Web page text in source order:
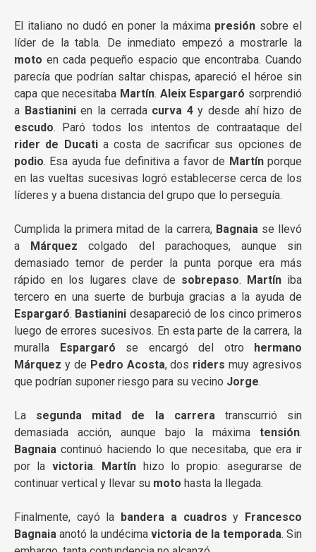
El italiano no dudó en poner la máxima presión sobre el
líder de la tabla. De inmediato empezó a mostrarle la
moto en cada pequeño espacio que encontraba. Cuando
parecía que podrían saltar chispas, apareció el héroe sin
capa que necesitaba Martín. Aleix Espargaró sorprendió
a Bastianinien la cerrada curva 4y desde ahí hizo de
escudo. Paró todos los intentos de contraataque del
rider de Ducatia costa de sacrificar sus opciones de
podio. Esa ayuda fue definitiva a favor de Martínporque
en las vueltas sucesivas logró establecerse cerca de los
líderes y a buena distancia del grupo que lo perseguía.
Cumplida la primera mitad de la carrera, Bagnaiase llevó
a
Márquez colgado del parachoques, aunque sin
demasiado temor de perder la punta porque era más
rápido en los lugares clave de sobrepaso. Martín iba
tercero en una suerte de burbuja gracias a la ayuda de
Espargaró. Bastianini desapareció de los cinco primeros
luego de errores sucesivos. En esta parte de la carrera, la
muralla
Espargaró se encargó del otro
hermano
Márquez y de Pedro Acosta, dos riders muy agresivos
que podrían suponer riesgo para su vecino Jorge.
La segunda mitad de la carreratranscurrió sin
demasiada acción, aunque bajo la máxima tensión.
Bagnaia continuó haciendo lo que necesitaba, que era ir
por la victoria. Martín hizo lo propio: asegurarse de
continuar vertical y llevar su moto hasta la llegada.
Finalmente, cayó la bandera a cuadros y
Francesco
Bagnaia anotó la undécima victoria de la temporada. Sin